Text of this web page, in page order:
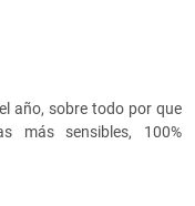
año, sobre todo por que
más sensibles, 100%